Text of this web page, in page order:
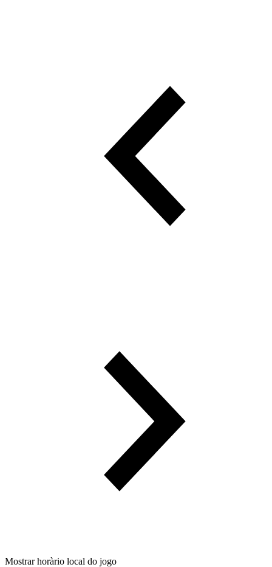
Mostrar horàrio local do jogo